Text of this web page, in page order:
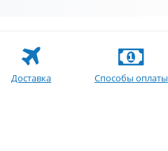
Доставка Способы оплаты